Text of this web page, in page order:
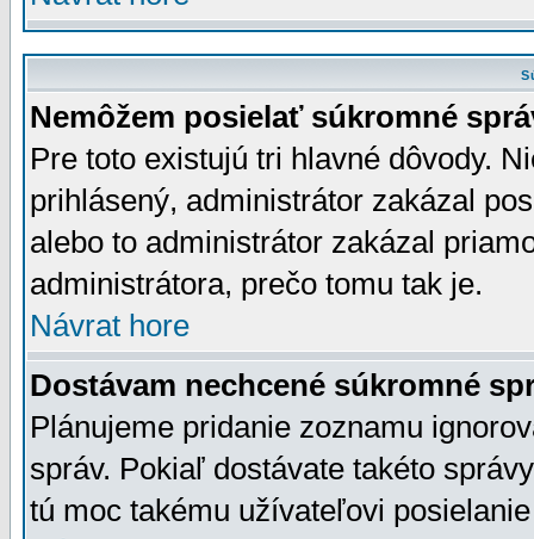
Nemôžem posielať súkromné
Pre toto existujú tri hlavné dôvody.
prihlásený, administrátor zakázal
alebo to administrátor zakázal
administrátora, prečo tomu tak je.
Návrat hore
Dostávam nechcené súkromné
Plánujeme pridanie zoznamu
správ. Pokiaľ dostávate takéto
tú moc takému užívateľovi